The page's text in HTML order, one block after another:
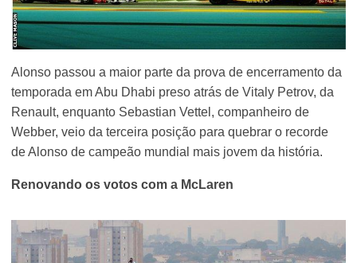
Alonso passou a maior parte da prova de encerramento da
temporada em Abu Dhabi preso atrás de Vitaly Petrov, da
Renault, enquanto Sebastian Vettel, companheiro de
Webber, veio da terceira posição para quebrar o recorde
de Alonso de campeão mundial mais jovem da história.
Renovando os votos com a McLaren